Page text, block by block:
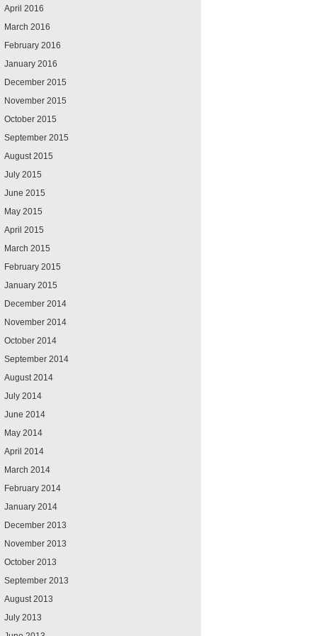
April 2016
March 2016
February 2016
January 2016
December 2015
November 2015
October 2015
September 2015
August 2015
July 2015
June 2015
May 2015
April 2015
March 2015
February 2015
January 2015
December 2014
November 2014
October 2014
September 2014
August 2014
July 2014
June 2014
May 2014
April 2014
March 2014
February 2014
January 2014
December 2013
November 2013
October 2013
September 2013
August 2013
July 2013